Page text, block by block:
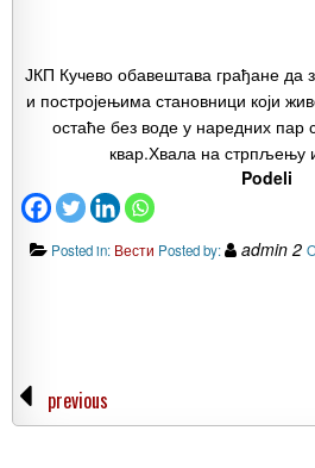
ЈКП Кучево обавештава грађане да
и постројењима становници који
остаће без воде у наредних пар
квар.Хвала на стрпљењу
Podeli
Posted in: Вести Posted by: admin 2
previous